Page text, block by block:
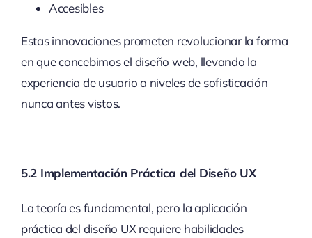
Accesibles
Estas innovaciones prometen revolucionar la forma
en que concebimos el diseño web, llevando la
experiencia de usuario a niveles de sofisticación
nunca antes vistos.
5.2 Implementación Práctica del Diseño UX
La teoría es fundamental, pero la aplicación
práctica del diseño UX requiere habilidades